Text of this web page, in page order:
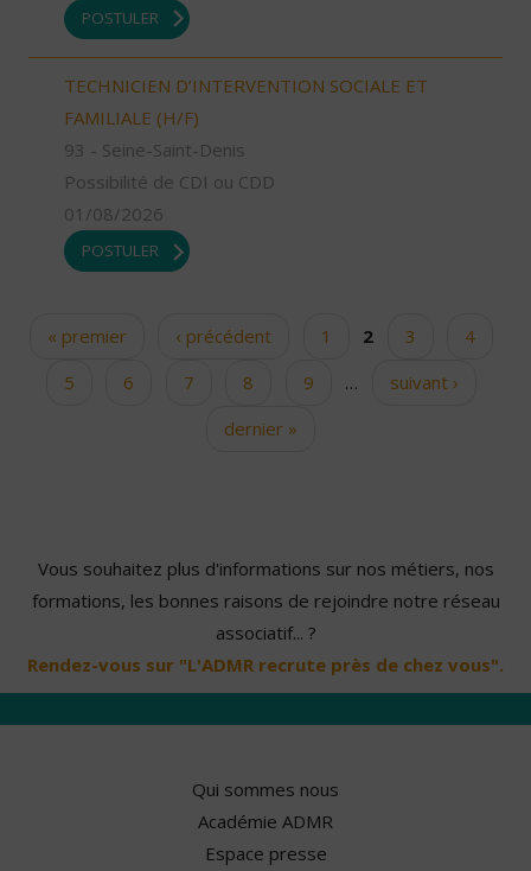
POSTULER
TECHNICIEN D’INTERVENTION SOCIALE ET
FAMILIALE (H/F)
93 - Seine-Saint-Denis
Possibilité de CDI ou CDD
01/08/2026
POSTULER
Pages« premier ‹ précédent 1 2 3
4
5
6 7 8 9 …
suivant ›
dernier »
Vous souhaitez plus d'informations sur nos métiers, nos
formations, les bonnes raisons de rejoindre notre réseau
associatif... ?
Rendez-vous sur "L'ADMR recrute près de chez vous".
Qui sommes nous
Académie ADMR
Espace presse